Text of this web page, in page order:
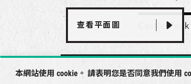
本網站使用 cookie。 請表明您是否同意我們使用
查看平面圖